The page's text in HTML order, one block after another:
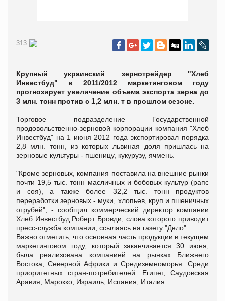
313
Крупный украинский зернотрейдер "Хлеб
Инвестбуд" в 2011/2012 маркетинговом году
прогнозирует увеличение объема экспорта зерна до
3 млн. тонн против с 1,2 млн. т в прошлом сезоне.
Торговое подразделение Государственной
продовольственно-зерновой корпорации компания "Хлеб
Инвестбуд" на 1 июня 2012 года экспортировал порядка
2,8 млн. тонн, из которых львиная доля пришлась на
зерновые культуры - пшеницу, кукурузу, ячмень.
"Кроме зерновых, компания поставила на внешние рынки
почти 19,5 тыс. тонн масличных и бобовых культур (рапс
и соя), а также более 32,2 тыс. тонн продуктов
переработки зерновых - муки, хлопьев, круп и пшеничных
отрубей", - сообщил коммерческий директор компании
Хлеб Инвестбуд Роберт Бровди, слова которого приводит
пресс-служба компании, ссылаясь на газету "Дело".
Важно отметить, что основная часть продукции в текущем
маркетинговом году, который заканчивается 30 июня,
была реализована компанией на рынках Ближнего
Востока, Северной Африки и Средиземноморья. Среди
приоритетных стран-потребителей: Египет, Саудовская
Аравия, Марокко, Израиль, Испания, Италия.